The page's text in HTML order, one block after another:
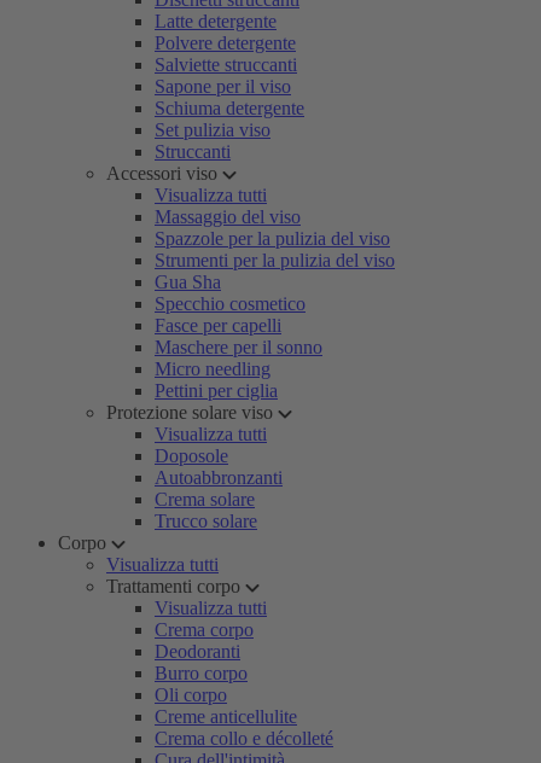
Latte detergente
Polvere detergente
Salviette struccanti
Sapone per il viso
Schiuma detergente
Set pulizia viso
Struccanti
Accessori viso
Visualizza tutti
Massaggio del viso
Spazzole per la pulizia del viso
Strumenti per la pulizia del viso
Gua Sha
Specchio cosmetico
Fasce per capelli
Maschere per il sonno
Micro needling
Pettini per ciglia
Protezione solare viso
Visualizza tutti
Doposole
Autoabbronzanti
Crema solare
Trucco solare
Corpo
Visualizza tutti
Trattamenti corpo
Visualizza tutti
Crema corpo
Deodoranti
Burro corpo
Oli corpo
Creme anticellulite
Crema collo e décolleté